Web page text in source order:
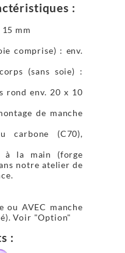
:
mm
comprise) : env.
(sans soie) :
rond env. 20 x 10
de manche
carbone (C70),
à la main (forge
notre atelier de
ou AVEC manche
Voir "Option"
: